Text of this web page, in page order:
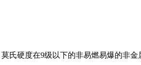
氏硬度在9级以下的非易燃易爆的非